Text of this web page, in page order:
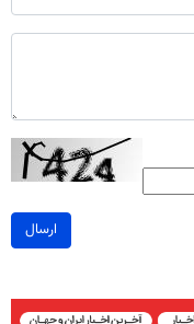
ارسال